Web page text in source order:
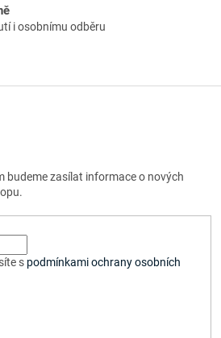
i osobnímu odběru
budeme zasílat informace o nových
s podmínkami ochrany osobních